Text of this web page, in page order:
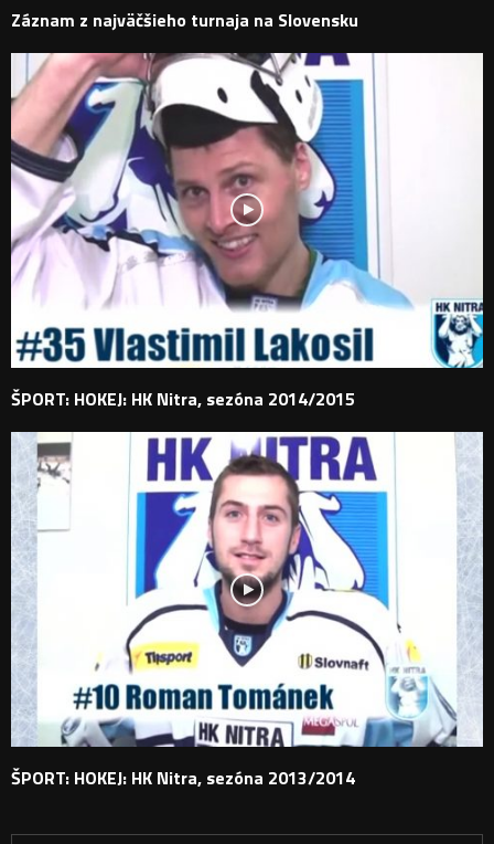
Záznam z najväčšieho turnaja na Slovensku
ŠPORT: HOKEJ: HK Nitra, sezóna 2014/2015
ŠPORT: HOKEJ: HK Nitra, sezóna 2013/2014